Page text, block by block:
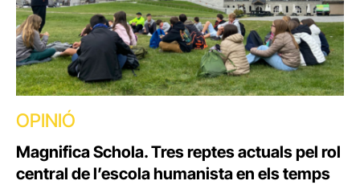
OPINIÓ
Magnifica Schola. Tres reptes actuals pel rol
central de l’escola humanista en els temps